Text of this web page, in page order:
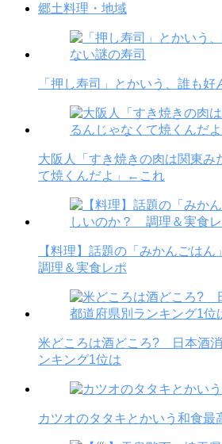
郷土料理・地域
「押し寿司」とかいう、誰も好
大阪人「すき焼きの肉は関東み
て焼くんだよ」←これ
【料理】話題の「みかんごは
調理＆実食レポ
米どころは酒どころ? 日本酒
ンキング1位は
カツオのタタキとかいう和食最